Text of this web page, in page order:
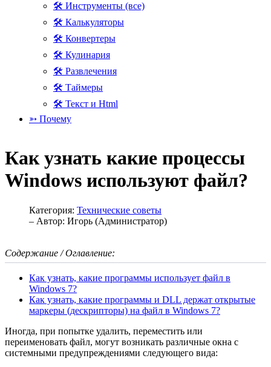
🛠 Инструменты (все)
🛠 Калькуляторы
🛠 Конвертеры
🛠 Кулинария
🛠 Развлечения
🛠 Таймеры
🛠 Текст и Html
➳ Почему
Как узнать какие процессы
Windows используют файл?
Категория: Технические советы
– Автор: Игорь (Администратор)
Содержание / Оглавление:
Как узнать, какие программы использует файл в
Windows 7?
Как узнать, какие программы и DLL держат открытые
маркеры (дескрипторы) на файл в Windows 7?
Иногда, при попытке удалить, переместить или
переименовать файл, могут возникать различные окна с
системными предупреждениями следующего вида: